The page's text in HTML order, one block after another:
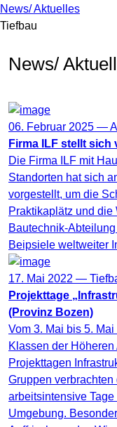
News/ Aktuelles
Tiefbau
News/
06. Februar 2025 —
Firma ILF stellt sich
Die Firma ILF mit
Standorten hat sich
vorgestellt, um die
Praktikaplätz und
Bautechnik-
Beipsiele weltweiter
17. Mai 2022 —
Projekttage
(Provinz Bozen)
Vom 3. Mai bis 5.
Klassen der
Projekttagen
Gruppen
arbeitsintensive
Umgebung.